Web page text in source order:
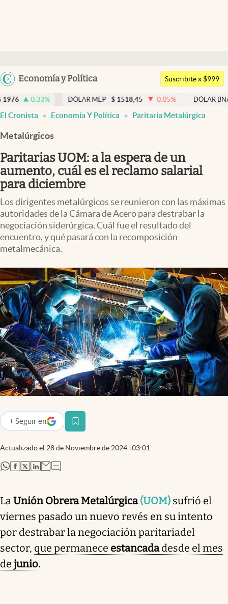
Argentina
Economía y Política
Members
Economía y Política
Finanzas y Mercados
Mercados Online
Negocios
Columnistas
Apertura
Infotechnology
Clase
Clima
Mundial 2026
Eventos Corporativos
El Cronista Studio
Mediakit
abre en nueva pestaña
Argentina
Suscribite x $999
% DÓLAR MEP $ 1518,45 -0.05% DÓLAR BNA $ 1520
El Cronista Economía Y Política Paritaria Metalúrgica
Metalúrgicos
Paritarias UOM: a la espera de un
aumento, cuál es el reclamo salarial
para diciembre
Los dirigentes metalúrgicos se reunieron con las máximas
autoridades de la Cámara de Acero para destrabar la
negociación siderúrgica. Cuál fue el resultado del
encuentro, y qué pasará con la recomposición
metalmecánica.
Actualizado el 28 de Noviembre de 2024 03:01
+ Seguir en
abre en nueva pestaña
abre en nueva pestaña
abre en nueva pestaña
abre en nueva pestaña
abre en nueva pestaña
LaUnión Obrera Metalúrgica(UOM) sufrió el
viernes pasado un nuevo revés en su intento
por destrabar la negociación paritariadel
sector, que permanece estancadadesde el mes
de junio.